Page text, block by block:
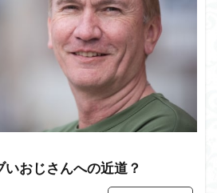
いおじさんへの近道？